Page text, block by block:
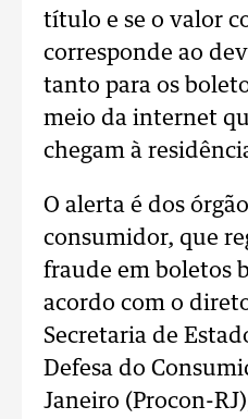
título e se o valor
corresponde ao
tanto para os
meio da internet
chegam à
O alerta é dos
consumidor, que
fraude em boletos
acordo com o
Secretaria de
Defesa do
Janeiro (Procon-